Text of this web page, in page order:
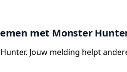
met Monster
Jouw melding helpt